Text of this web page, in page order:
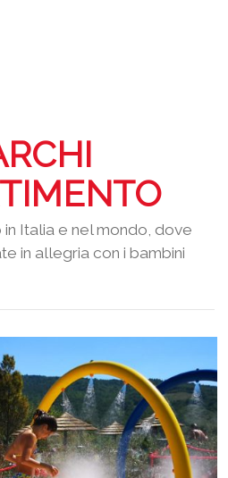
Italia e nel mondo, dove
in allegria con i bambini